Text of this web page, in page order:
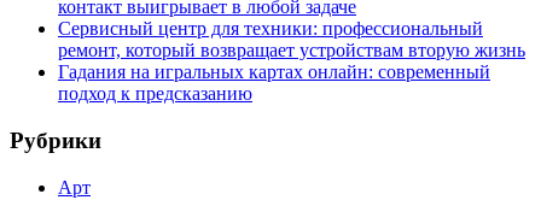
контакт выигрывает в любой задаче
Сервисный центр для техники: профессиональный
ремонт, который возвращает устройствам вторую жизнь
Гадания на игральных картах онлайн: современный
подход к предсказанию
Рубрики
Арт